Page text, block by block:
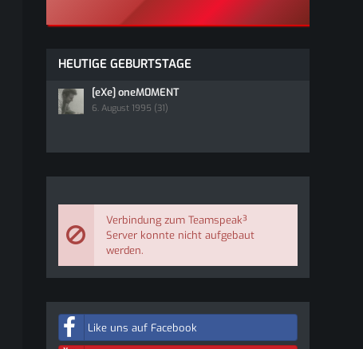
HEUTIGE GEBURTSTAGE
[eXe] oneM0MENT
6. August 1995 (31)
Verbindung zum Teamspeak³
Server konnte nicht aufgebaut
werden.
Like uns auf Facebook